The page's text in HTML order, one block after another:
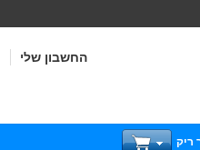
החשבון שלי
ריק